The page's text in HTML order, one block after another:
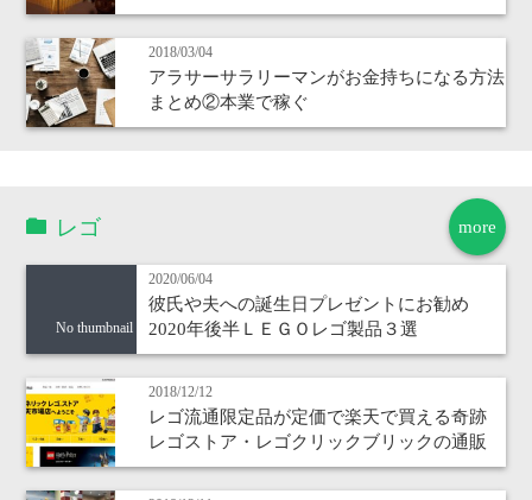
2018/03/04
アラサーサラリーマンがお金持ちになる方法
まとめ②本業で稼ぐ
more
レゴ
No thumbnail
2020/06/04
彼氏や夫への誕生日プレゼントにお勧め
2020年後半ＬＥＧＯレゴ製品３選
2018/12/12
レゴ流通限定品が定価で楽天で買える奇跡
レゴストア・レゴクリックブリックの通販